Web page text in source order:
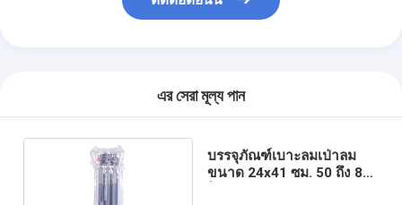
এর সেরা মূল্য পান
บรรจุภัณฑ์เบาะลมเป่าลม
ขนาด 24x41 ซม. 50 ถึง 80